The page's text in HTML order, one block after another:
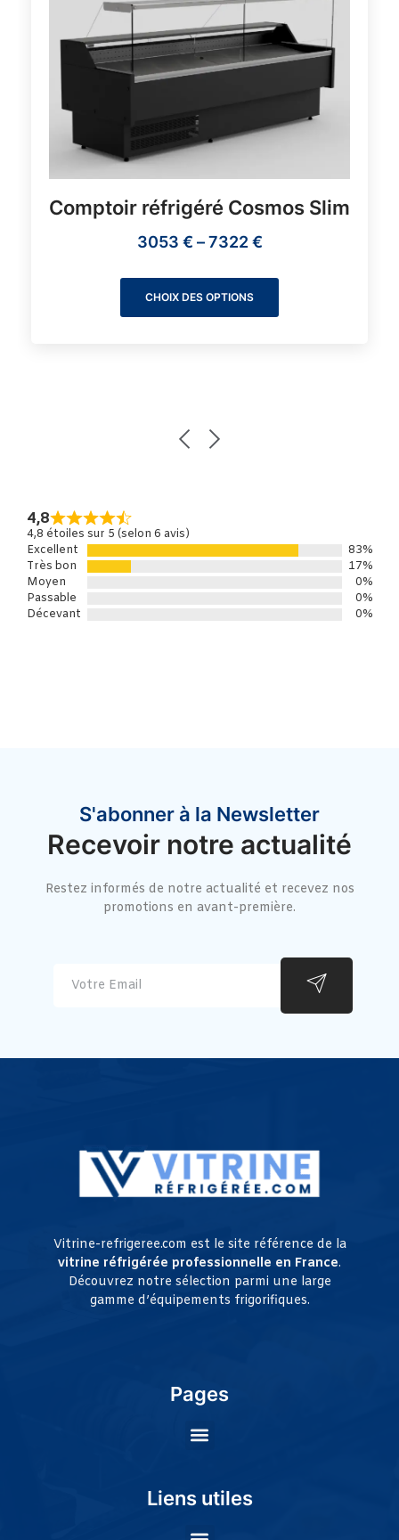
Comptoir réfrigéré Cosmos Slim
3053 € –7322€
CHOIX DES OPTIONS
4,8
4,8 étoiles sur 5 (selon 6 avis)
Excellent
83%
Très bon
17%
Moyen
0%
Passable
0%
Décevant
0%
S'abonner à la Newsletter
Recevoir notre actualité
Restez informés de notre actualité et recevez nos
promotions en avant-première.
Vitrine-refrigeree.com est le site référence de la
vitrine réfrigérée professionnelle en France.
Découvrez notre sélection parmi une large
gamme d’équipements frigorifiques.
Pages
Liens utiles